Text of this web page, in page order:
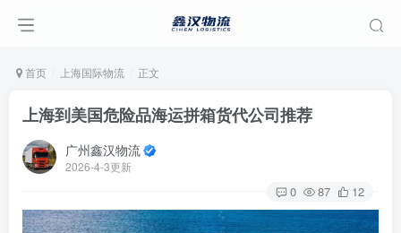
首页 上海国际物流 正文
上海到美国危险品海运拼箱货代公司推荐
广州鑫汉物流
2026-4-3更新
0 87 12